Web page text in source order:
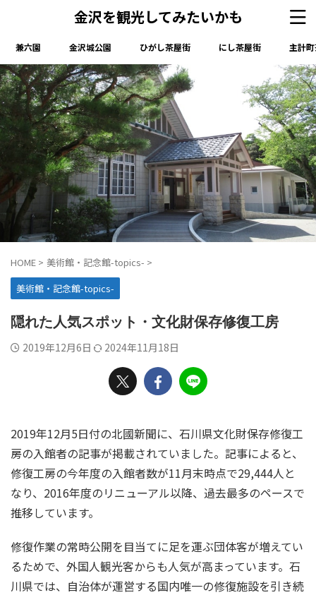
金沢を観光してみたいかも
兼六園 金沢城公園 ひがし茶屋街 にし茶屋街 主計
HOME > 美術館・記念館-topics- >
美術館・記念館-topics-
隠れた人気スポット・文化財保存修復工房
2019年12月6日 2024年11月18日
2019年12月5日付の北國新聞に、石川県文化財保存修復工
房の入館者の記事が掲載されていました。記事によると、
修復工房の今年度の入館者数が11月末時点で29,444人と
なり、2016年度のリニューアル以降、過去最多のペースで
推移しています。
修復作業の常時公開を目当てに足を運ぶ団体客が増えてい
るためで、外国人観光客からも人気が高まっています。石
川県では、自治体が運営する国内唯一の修復施設を引き続